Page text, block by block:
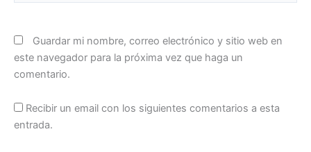
Guardar mi nombre, correo electrónico y sitio web en
este navegador para la próxima vez que haga un
comentario.
Recibir un email con los siguientes comentarios a esta
entrada.